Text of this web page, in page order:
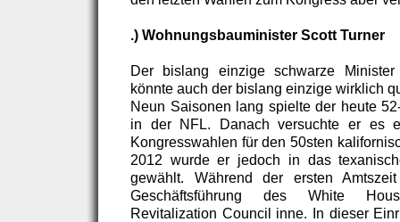
.) Wohnungsbauminister Scott Turner
Der bislang einzige schwarze
könnte auch der bislang einzige wirklich
Neun Saisonen lang spielte der heute
in der NFL. Danach versuchte er es
Kongresswahlen für den 50sten
2012 wurde er jedoch in das
gewählt. Während der ersten
Geschäftsführung des White
Revitalization Council inne. In dieser